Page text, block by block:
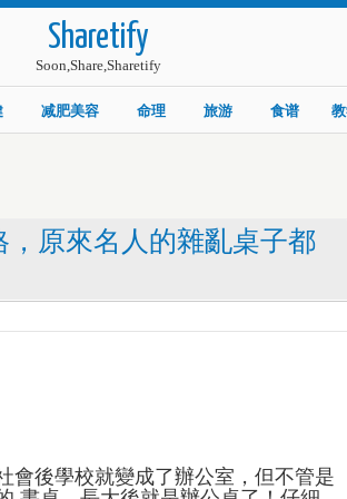
Sharetify
Soon,Share,Sharetify
减肥美容 命理 旅游 食谱
原來名人的雜亂桌子都
會後學校就變成了辦公室，但不管是